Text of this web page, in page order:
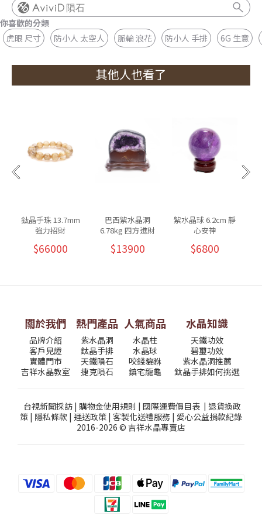
隕石
你喜歡的分類
虎眼 尺寸
防小人 太空人 脈輪 浪花 防小人 手排 6G 生意
其他人也看了
鈦晶手珠 13.7mm
強力招財
$66000
巴西紫水晶洞
6.78kg 四方進財
$13900
紫水晶球 6.2cm 靜
心安神
$6800
關於我們
品牌介紹
客戶見證
實體門市
吉祥水晶教室
熱門產品
紫水晶洞
鈦晶手排
天鐵隕石
捷克隕石
人氣商品
水晶柱
水晶球
咬錢貔貅
鎮宅龍龜
水晶知識
天鐵功效
碧璽功效
紫水晶洞推薦
鈦晶手排如何挑選
台視新聞採訪| 購物金使用規則 | 國際運費價目表| 退貨換政
策 | 隱私條款 | 運送政策 | 客製化送禮服務 | 愛心公益捐款紀錄
2016-2026 © 吉祥水晶專賣店